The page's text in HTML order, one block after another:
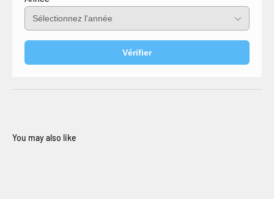
Vérifier